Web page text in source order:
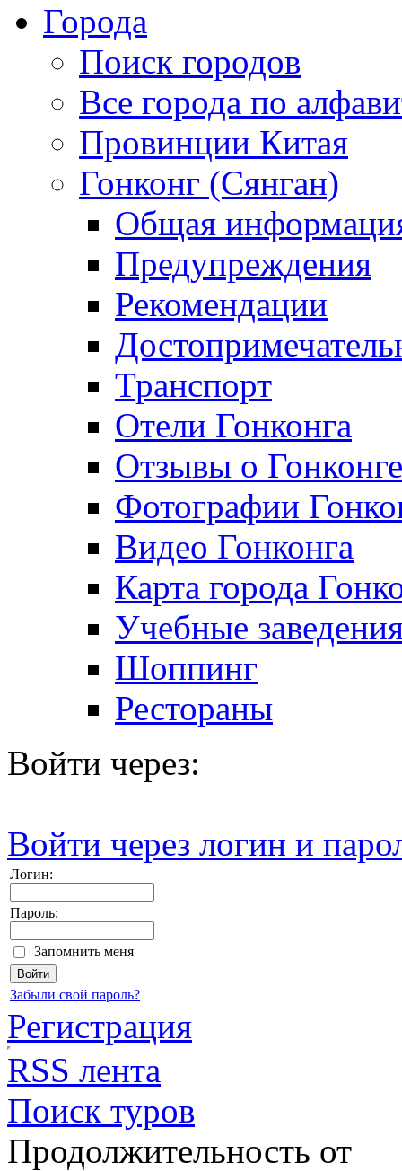
Города
Поиск городов
Все города по
Провинции Китая
Гонконг (Сянган)
Общая
Предупреждения
Рекомендации
Транспорт
Отели Гонконга
Отзывы о Гонконге
Фотографии
Видео Гонконга
Карта города
Учебные
Шоппинг
Рестораны
Войти через:
Войти через логин и
Логин:
Пароль:
Запомнить меня
Забыли свой пароль?
Регистрация
RSS лента
Поиск туров
Продолжительность от